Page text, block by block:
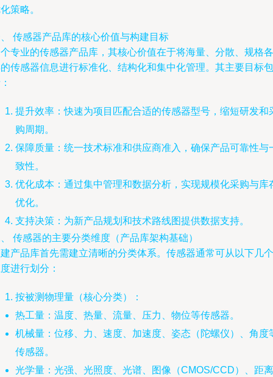
策略。
传感器产品库的核心价值与构建目标
专业的传感器产品库，其核心价值在于将海量、分散、规格各
传感器信息进行标准化、结构化和集中化管理。其主要目标包
提升效率：快速为项目匹配合适的传感器型号，缩短研发和
购周期。
保障质量：统一技术标准和供应商准入，确保产品可靠性与
致性。
优化成本：通过集中管理和数据分析，实现规模化采购与库
优化。
支持决策：为新产品规划和技术路线图提供数据支持。
传感器的主要分类维度（产品库架构基础）
产品库首先需建立清晰的分类体系。传感器通常可从以下几个
进行划分：
按被测物理量（核心分类）：
热工量：温度、热量、流量、压力、物位等传感器。
机械量：位移、力、速度、加速度、姿态（陀螺仪）、角度
传感器。
光学量：光强、光照度、光谱、图像（CMOS/CCD）、距离